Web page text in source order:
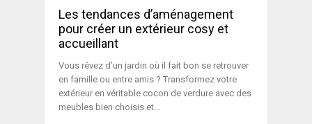
Les tendances d’aménagement
pour créer un extérieur cosy et
accueillant
Vous rêvez d’un jardin où il fait bon se retrouver
en famille ou entre amis ? Transformez votre
extérieur en véritable cocon de verdure avec des
meubles bien choisis et…